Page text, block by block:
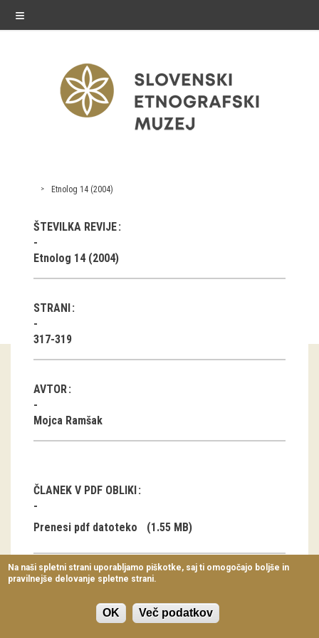
≡
razstave
Stalne razstave
Občasne razstave
Gostovanja
E-razstave
Virtualni sprehodi
Razstavni projekti
Napovednik
Arhiv razstav
Koledar dogodkov
Prireditve
Predavanja
Delavnice
Vodeni ogledi
Etnolog 14 (2004)
ŠTEVILKA REVIJE
Etnolog 14 (2004)
STRANI
317-319
AVTOR
Mojca Ramšak
ČLANEK V PDF OBLIKI
Prenesi pdf datoteko (1.55 MB)
Osma letna
Na naši spletni strani uporabljamo piškotke, saj ti omogočajo boljše in
pravilnejše delovanje spletne strani.
OK Več podatkov